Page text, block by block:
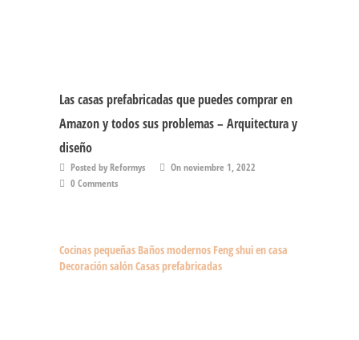
Las casas prefabricadas que puedes comprar en
Amazon y todos sus problemas – Arquitectura y
diseño
Posted by Reformys
On noviembre 1, 2022
0 Comments
Cocinas pequeñas Baños modernos Feng shui en casa
Decoración salónCasas prefabricadas